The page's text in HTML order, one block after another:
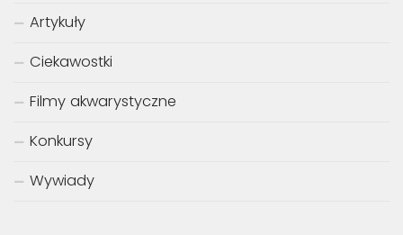
Artykuły
Ciekawostki
Filmy akwarystyczne
Konkursy
Wywiady